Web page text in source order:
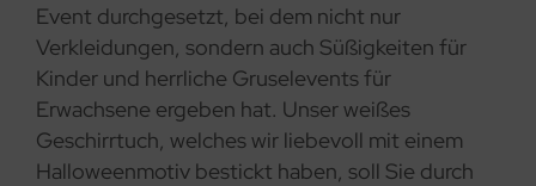
Event durchgesetzt, bei dem nicht nur
Verkleidungen, sondern auch Süßigkeiten für
Kinder und herrliche Gruselevents für
Erwachsene ergeben hat. Unser weißes
Geschirrtuch, welches wir liebevoll mit einem
Halloweenmotiv bestickt haben, soll Sie durch